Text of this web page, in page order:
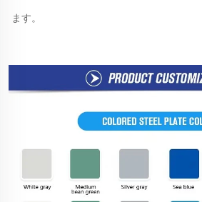
ます。